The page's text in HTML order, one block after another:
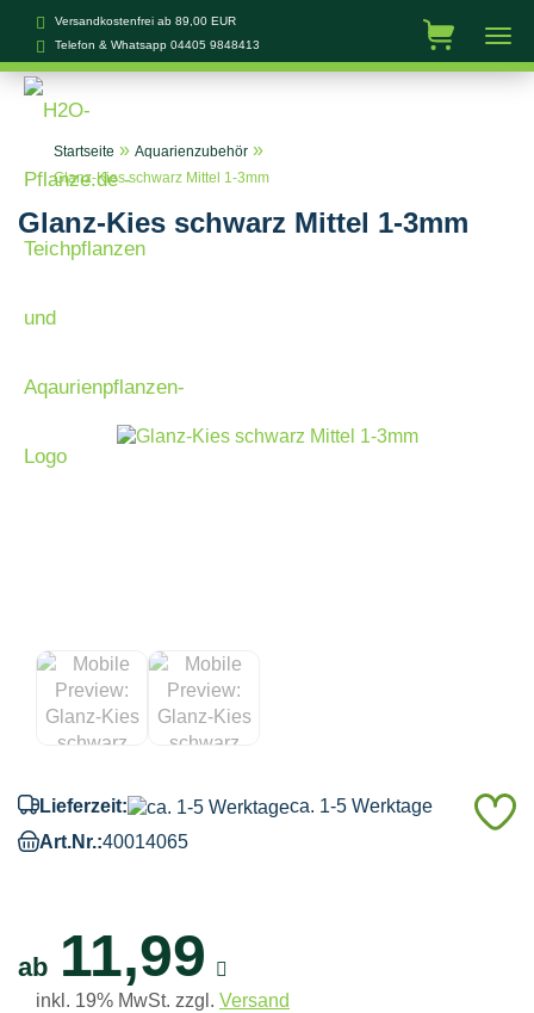
Versandkostenfrei ab 89,00 EUR
Telefon & Whatsapp 04405 9848413
Startseite » Aquarienzubehör »
Glanz-Kies schwarz Mittel 1-3mm
Glanz-Kies schwarz Mittel 1-3mm
Lieferzeit:
ca. 1-5 Werktage
Art.Nr.:40014065
ab 11,99
inkl. 19% MwSt. zzgl. Versand